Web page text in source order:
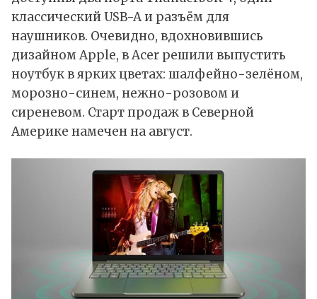
классический USB-A и разъём для
наушников. Очевидно, вдохновившись
дизайном Apple, в Acer решили выпустить
ноутбук в ярких цветах: шалфейно-зелёном,
морозно-синем, нежно-розовом и
сиреневом. Старт продаж в Северной
Америке намечен на август.